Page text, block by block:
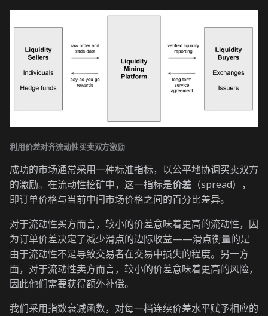
利用价差对齐流动性买卖双方激励
成功的市场通常采用一种标准指标，以公平地协调买卖双方
的激励。在流动性挖矿中，这一指标是价差 （spread），
即订单价格与当前中间市场价格之间的百分比差异。
对于流动性买方而言，较小的价差意味着更高的流动性，因
为订单价差决定了减少滑点的边际收益——滑点衡量的是
由于流动性不足导致交易者在交易中损失的程度。另一方
面，对于流动性卖方而言，较小的价差意味着更高的风险，
因此他们需要获得额外补偿。
我们采用指数衰减函数，对每一档连续价差水平赋予相应的